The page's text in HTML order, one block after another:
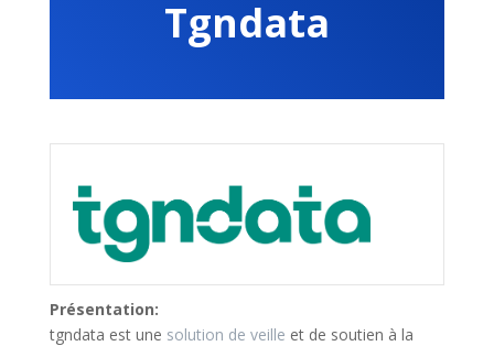
Tgndata
Présentation:
tgndata est une solution de veille et de soutien à la